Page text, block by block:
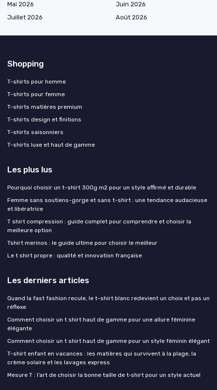
Mai 2026
Juin 2026
Juillet 2026
Août 2026
Shopping
T-shirts pour homme
T-shirts pour femme
T-shirts matières premium
T-shirts design et finitions
T-shirts saisonniers
T-shirts luxe et haut de gamme
Les plus lus
Pourquoi choisir un t-shirt 300g m2 pour un style affirmé et durable
Femme sans soutiens-gorge et sans t-shirt : une tendance audacieuse
et libératrice
T shirt compression : guide complet pour comprendre et choisir la
meilleure option
Tshirt merinos : le guide ultime pour choisir le meilleur
Le t shirt propre : qualité et innovation française
Les derniers articles
Quand la fast fashion recule, le t-shirt blanc redevient un choix et pas un
réflexe
Comment choisir un t shirt haut de gamme pour une allure féminine
élégante
Comment choisir un t shirt haut de gamme pour un style féminin élégant
T-shirt enfant en vacances : les matières qui survivent à la plage, la
crème solaire et les lavages express
Mesure T : l’art de choisir la bonne taille de t‑shirt pour un style actuel